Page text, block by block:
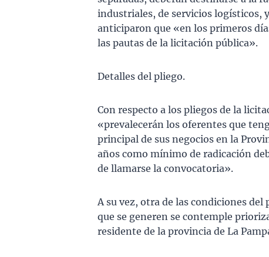
industriales, de servicios logísticos,
anticiparon que «en los primeros
las pautas de la licitación pública».
Detalles del pliego.
Con respecto a los pliegos de la
«prevalecerán los oferentes que
principal de sus negocios en la
años como mínimo de radicación
de llamarse la convocatoria».
A su vez, otra de las condiciones
que se generen se contemple
residente de la provincia de La